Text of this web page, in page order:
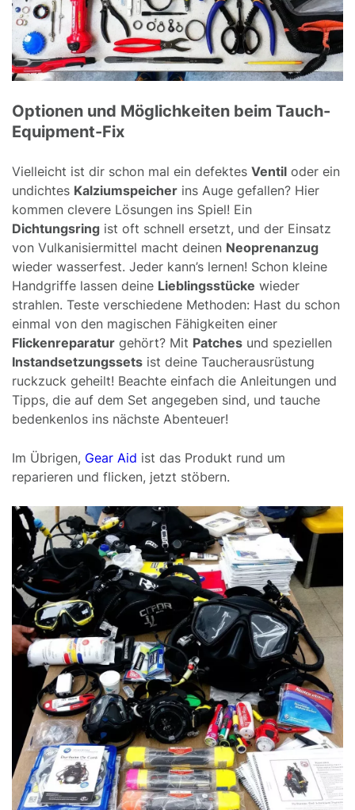
Optionen und Möglichkeiten beim Tauch-
Equipment-Fix
Vielleicht ist dir schon mal ein defektes Ventil oder ein
undichtes Kalziumspeicher ins Auge gefallen? Hier
kommen clevere Lösungen ins Spiel! Ein
Dichtungsring ist oft schnell ersetzt, und der Einsatz
von Vulkanisiermittel macht deinen Neoprenanzug
wieder wasserfest. Jeder kann’s lernen! Schon kleine
Handgriffe lassen deine Lieblingsstücke wieder
strahlen. Teste verschiedene Methoden: Hast du schon
einmal von den magischen Fähigkeiten einer
Flickenreparatur gehört? Mit Patches und speziellen
Instandsetzungssets ist deine Taucherausrüstung
ruckzuck geheilt! Beachte einfach die Anleitungen und
Tipps, die auf dem Set angegeben sind, und tauche
bedenkenlos ins nächste Abenteuer!
Im Übrigen, Gear Aid ist das Produkt rund um
reparieren und flicken, jetzt stöbern.